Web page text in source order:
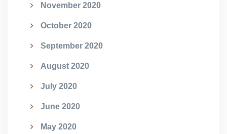
November 2020
October 2020
September 2020
August 2020
July 2020
June 2020
May 2020